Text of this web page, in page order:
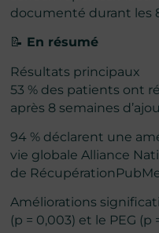
documenté durant les
📝 En résumé
Résultats principaux
53 % des patients ont
après 8 semaines
94 % déclarent une
vie globale Alliance
de
Améliorations
(p = 0,003) et le PEG (p